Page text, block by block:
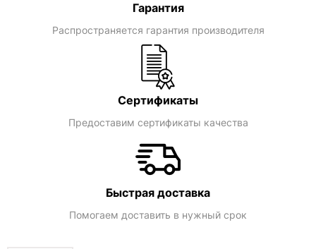
Гарантия
Распространяется гарантия производителя
Сертификаты
Предоставим сертификаты качества
Быстрая доставка
Помогаем доставить в нужный срок